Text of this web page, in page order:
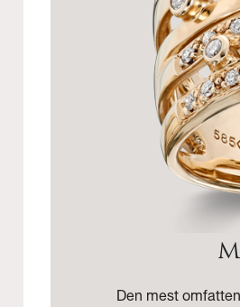
Den mest